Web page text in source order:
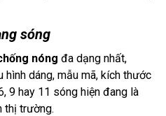
sóng
nóng đa dạng nhất,
dáng, mẫu mã, kích thước
9 hay 11 sóng hiện đang là
thị trường.